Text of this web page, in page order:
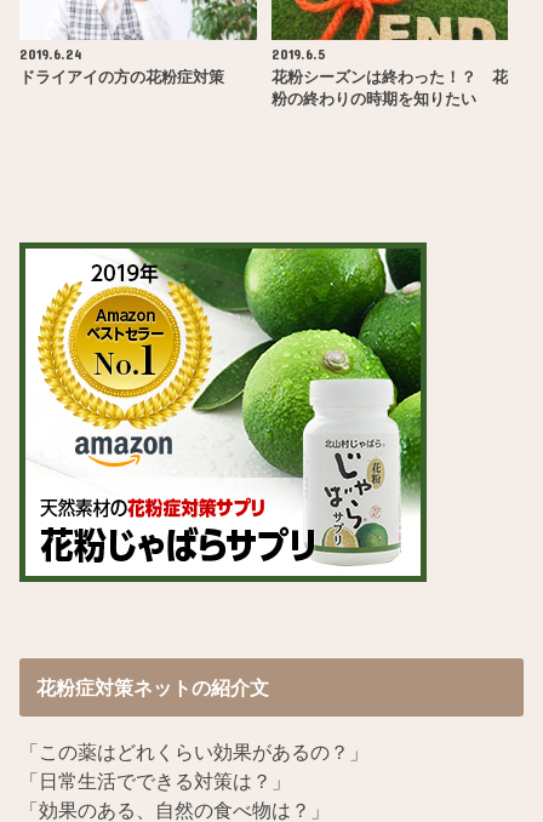
2019.6.24
ドライアイの方の花粉症対策
2019.6.5
花粉シーズンは終わった！？ 花
粉の終わりの時期を知りたい
花粉症対策ネットの紹介文
「この薬はどれくらい効果があるの？」
「日常生活でできる対策は？」
「効果のある、自然の食べ物は？」